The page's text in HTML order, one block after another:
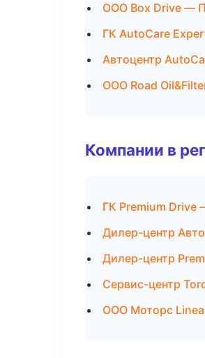
ООО Box Drive —
ГК AutoCare
Автоцентр
ООО Road
Компании в
ГК Premium Drive
Дилер-центр
Дилер-центр
Сервис-центр
ООО Моторс